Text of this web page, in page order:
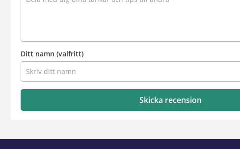
Ditt namn (valfritt)
Skicka recension